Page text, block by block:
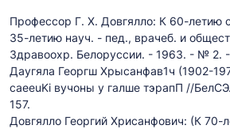
Профессор Г. X. Довгялло: К 60-летию
35-летию науч. - пед., врачеб. и
Здравоохр. Белоруссии. - 1963. - № 2.
Даугяла Георгш Хрысанфав1ч (1902-
caeeuKi вучоны у галше тэрапП //
157.
Довгялло Георгий Хрисанфович: (К 70-